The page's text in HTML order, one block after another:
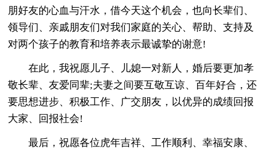
朋好友的心血与汗水，借今天这个机会，也向长辈们、
领导们、亲戚朋友们对我们家庭的关心、帮助、支持及
对两个孩子的教育和培养表示最诚挚的谢意!
在此，我祝愿儿子、儿媳一对新人，婚后要更加孝
敬长辈、友爱同辈;夫妻之间要互敬互谅、百年好合，还
要思想进步、积极工作、广交朋友，以优异的成绩回报
大家、回报社会!
最后，祝愿各位虎年吉祥、工作顺利、幸福安康、